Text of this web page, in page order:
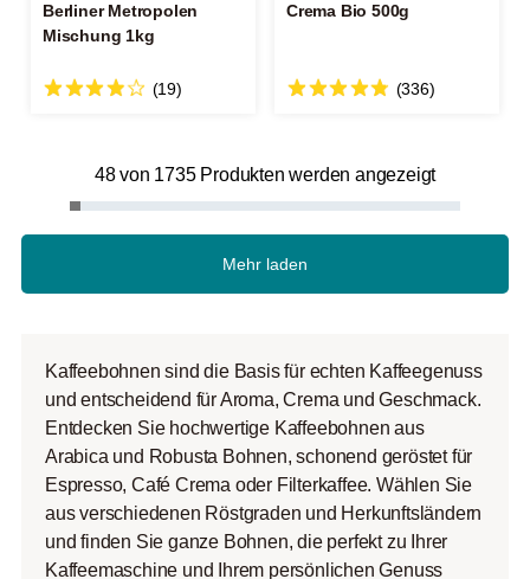
Berliner Metropolen
Mischung 1kg
(19)
Crema Bio 500g
(336)
48 von 1735 Produkten werden angezeigt
Mehr laden
Kaffeebohnen sind die Basis für echten Kaffeegenuss
und entscheidend für Aroma, Crema und Geschmack.
Entdecken Sie hochwertige Kaffeebohnen aus
Arabica und Robusta Bohnen, schonend geröstet für
Espresso, Café Crema oder Filterkaffee. Wählen Sie
aus verschiedenen Röstgraden und Herkunftsländern
und finden Sie ganze Bohnen, die perfekt zu Ihrer
Kaffeemaschine und Ihrem persönlichen Genuss